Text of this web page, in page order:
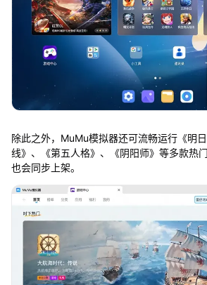
除此之外，MuMu模拟器还可流畅运行《明
线》、《第五人格》、《阴阳师》等多款热
也会同步上架。